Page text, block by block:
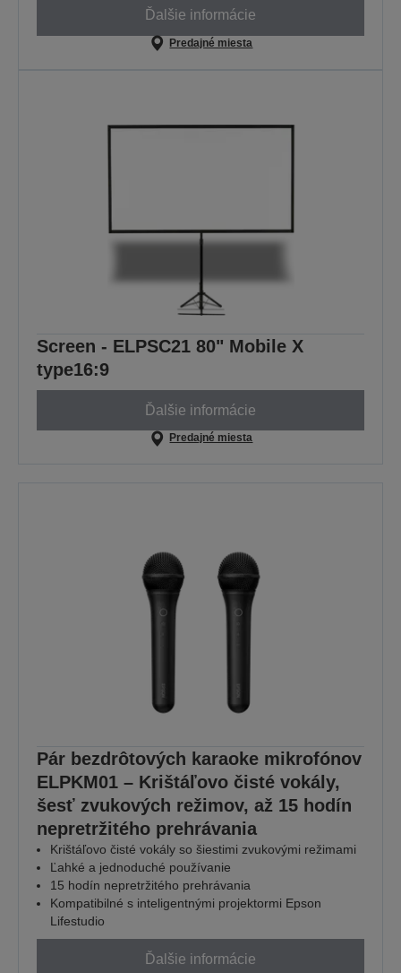
Ďalšie informácie
Predajné miesta
Screen - ELPSC21 80" Mobile X
type16:9
Ďalšie informácie
Predajné miesta
Pár bezdrôtových karaoke mikrofónov
ELPKM01 – Krištáľovo čisté vokály,
šesť zvukových režimov, až 15 hodín
nepretržitého prehrávania
Krištáľovo čisté vokály so šiestimi zvukovými režimami
Ľahké a jednoduché používanie
15 hodín nepretržitého prehrávania
Kompatibilné s inteligentnými projektormi Epson
Lifestudio
Ďalšie informácie